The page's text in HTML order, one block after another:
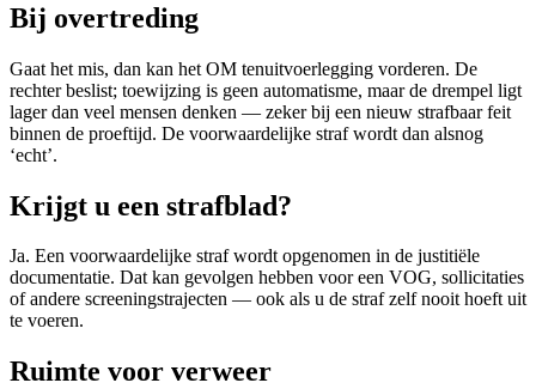
Bij overtreding
Gaat het mis, dan kan het OM tenuitvoerlegging vorderen. De
rechter beslist; toewijzing is geen automatisme, maar de drempel ligt
lager dan veel mensen denken — zeker bij een nieuw strafbaar feit
binnen de proeftijd. De voorwaardelijke straf wordt dan alsnog
‘echt’.
Krijgt u een strafblad?
Ja. Een voorwaardelijke straf wordt opgenomen in de justitiële
documentatie. Dat kan gevolgen hebben voor een VOG, sollicitaties
of andere screeningstrajecten — ook als u de straf zelf nooit hoeft uit
te voeren.
Ruimte voor verweer